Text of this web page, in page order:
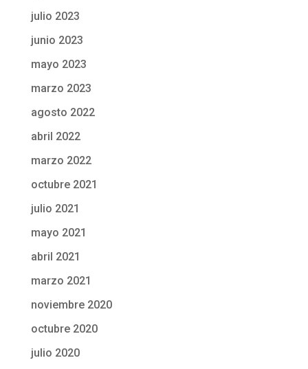
julio 2023
junio 2023
mayo 2023
marzo 2023
agosto 2022
abril 2022
marzo 2022
octubre 2021
julio 2021
mayo 2021
abril 2021
marzo 2021
noviembre 2020
octubre 2020
julio 2020